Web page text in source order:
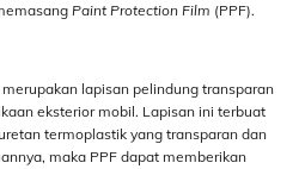
Paint Protection Film (PPF).
merupakan lapisan pelindung transparan
eksterior mobil. Lapisan ini terbuat
termoplastik yang transparan dan
maka PPF dapat memberikan